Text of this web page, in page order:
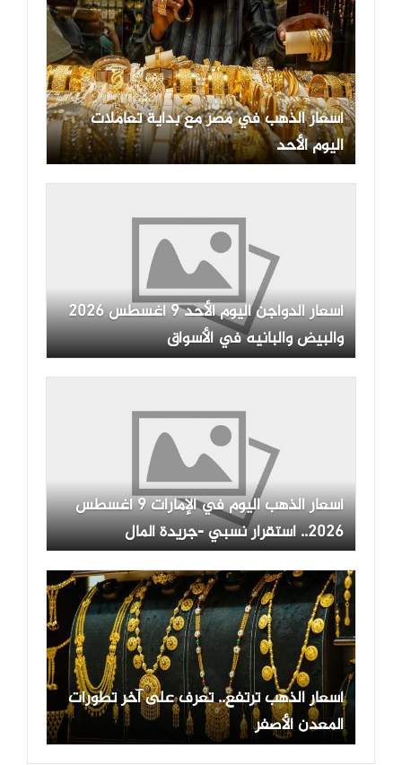
أسعار الذهب في مصر مع بداية تعاملات
اليوم الأحد
أسعار الدواجن اليوم الأحد 9 أغسطس 2026
والبيض والبانيه في الأسواق
أسعار الذهب اليوم في الإمارات 9 أغسطس
2026.. استقرار نسبي -جريدة المال
أسعار الذهب ترتفع.. تعرف على آخر تطورات
المعدن الأصفر